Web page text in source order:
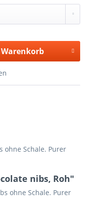
Warenkorb
ohne Schale. Purer
nibs, Roh"
ohne Schale. Purer